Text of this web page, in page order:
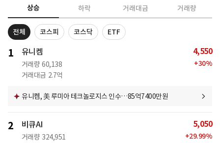
상승 하락 거래대금 거래량
전체 코스피 코스닥 ETF
1 유니켐
거래량 60,138
거래대금 2.7억
4,550
+30%
유니켐, 美 루미아 테크놀로지스 인수…85억7400만원
2 비큐AI
거래량 324,951
5,050
+29.99%